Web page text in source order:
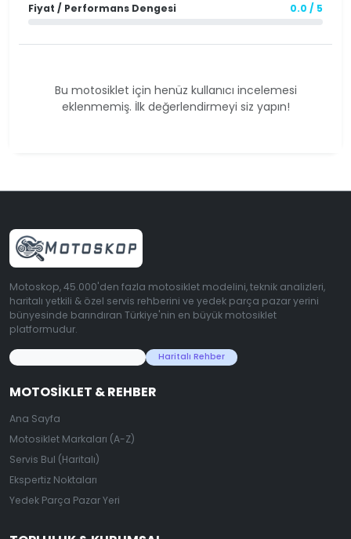
Fiyat / Performans Dengesi 0.0 / 5
Bu motosiklet için henüz kullanıcı incelemesi
eklenmemiş. İlk değerlendirmeyi siz yapın!
Motoskop, 45.000'den fazla motosiklet modelini, teknik analizleri,
haritalı yetkili & özel servis rehberini ve yedek parça pazar yerini
bünyesinde barındıran Türkiye'nin en büyük motosiklet
platformudur.
Haritalı Rehber
MOTOSIKLET & REHBER
Ana Sayfa
Motosiklet Markaları (A-Z)
Servis Bul (Haritalı)
Ekspertiz Noktaları
Yedek Parça Pazar Yeri